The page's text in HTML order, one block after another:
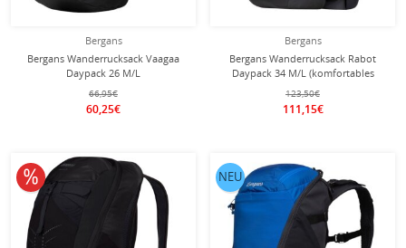
Bergans
Bergans Wanderrucksack Vaagaa
Daypack 26 M/L
schwarz/dunkelgrau 26 Liter
66,95€
60,25€
Bergans
Bergans Wanderrucksack Rabot
Daypack 34 M/L (komfortables
Tragesystem) schwarz/dunkelgrau 34
Liter
123,50€
111,15€
10% reduziert NEU